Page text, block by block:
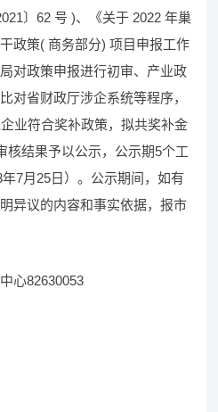
〕62 号 )、《关于 2022 年巢
政策( 商务部分) 项目申报工作
对政策申报进行初审、产业政
对省财政厅涉企系统等程序，
业符合奖补政策，拟共奖补金
核结果予以公示，公示期5个工
7月25日）。公示期间，如有
异议的内容和事实依据，报市
心82630053